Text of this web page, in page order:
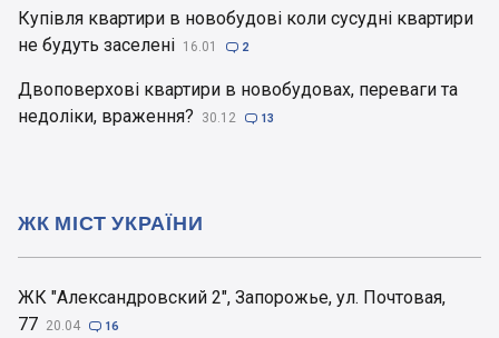
Купівля квартири в новобудові коли сусудні квартири
не будуть заселені 16.01  2
Двоповерхові квартири в новобудовах, переваги та
недоліки, враження?
30.12  13
ЖК "Александровский 2", Запорожье, ул. Почтовая,
77 20.04  16
ЖК МІСТ УКРАЇНИ